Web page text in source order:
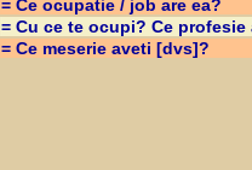
= Ce ocupatie / job are ea?
= Cu ce te ocupi? Ce profesie
= Ce meserie aveti [dvs]?